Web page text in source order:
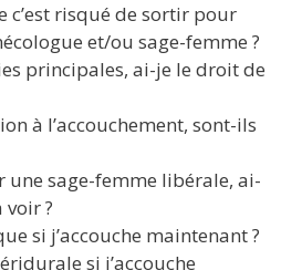
c’est risqué de sortir pour
et/ou sage-femme ?
principales, ai-je le droit de
à l’accouchement, sont-ils
une sage-femme libérale, ai-
voir ?
si j’accouche maintenant ?
si j’accouche